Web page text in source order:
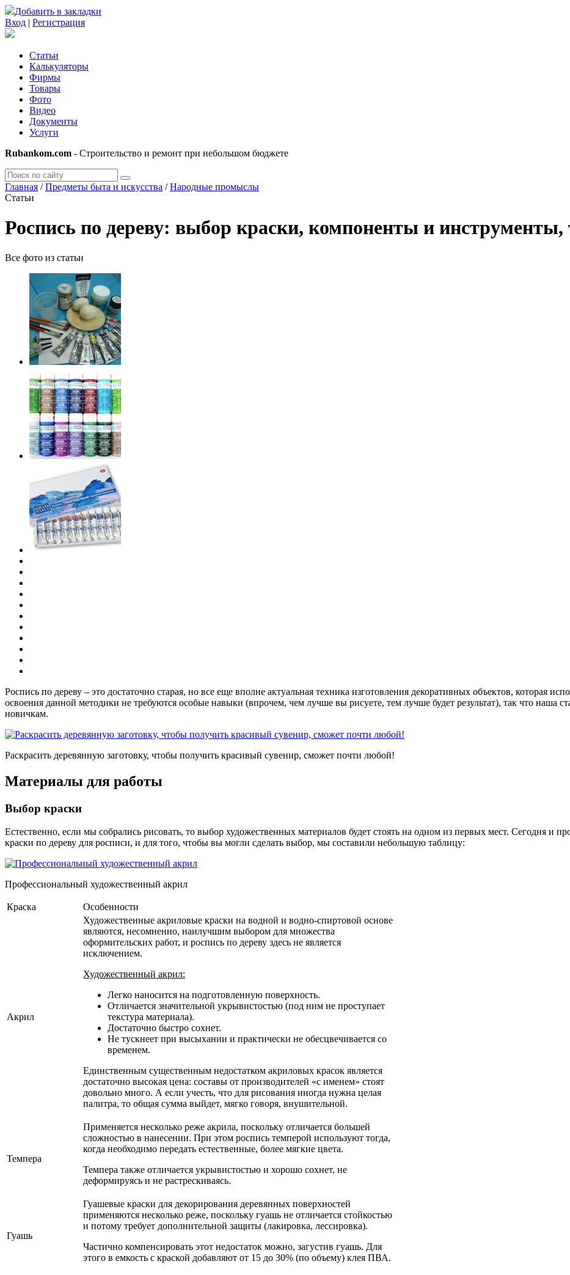
Добавить в закладки
Вход | Регистрация
Статьи
Калькуляторы
Фирмы
Товары
Фото
Видео
Документы
Услуги
Rubankom.com - Строительство и ремонт при небольшом бюджете
Главная /Предметы быта и искусства /Народные промыслы
Статьи
Роспись по дереву: выбор краски, компоненты и инструменты,
Все фото из статьи
Роспись по дереву – это достаточно старая, но все еще вполне актуальная техника изготовления декоративных объектов, которая
освоения данной методики не требуются особые навыки (впрочем, чем лучше вы рисуете, тем лучше будет результат), так что наша
новичкам.
Раскрасить деревянную заготовку, чтобы получить красивый сувенир, сможет почти любой!
Материалы для работы
Выбор краски
Естественно, если мы собрались рисовать, то выбор художественных материалов будет стоять на одном из первых мест. Сегодня и
краски по дереву для росписи, и для того, чтобы вы могли сделать выбор, мы составили небольшую таблицу:
Профессиональный художественный акрил
Краска Особенности
Акрил
Художественные акриловые краски на водной и водно-спиртовой основе
являются, несомненно, наилучшим выбором для множества
оформительских работ, и роспись по дереву здесь не является
исключением.
Художественный акрил:
Легко наносится на подготовленную поверхность.
Отличается значительной укрывистостью (под ним не проступает
текстура материала).
Достаточно быстро сохнет.
Не тускнеет при высыхании и практически не обесцвечивается со
временем.
Единственным существенным недостатком акриловых красок является
достаточно высокая цена: составы от производителей «с именем» стоят
довольно много. А если учесть, что для рисования иногда нужна целая
палитра, то общая сумма выйдет, мягко говоря, внушительной.
Темпера
Применяется несколько реже акрила, поскольку отличается большей
сложностью в нанесении. При этом роспись темперой используют тогда,
когда необходимо передать естественные, более мягкие цвета.
Темпера также отличается укрывистостью и хорошо сохнет, не
деформируясь и не растрескиваясь.
Гуашь
Гуашевые краски для декорирования деревянных поверхностей
применяются несколько реже, поскольку гуашь не отличается стойкостью
и потому требует дополнительной защиты (лакировка, лессировка).
Частично компенсировать этот недостаток можно, загустив гуашь. Для
этого в емкость с краской добавляют от 15 до 30% (по объему) клея ПВА.